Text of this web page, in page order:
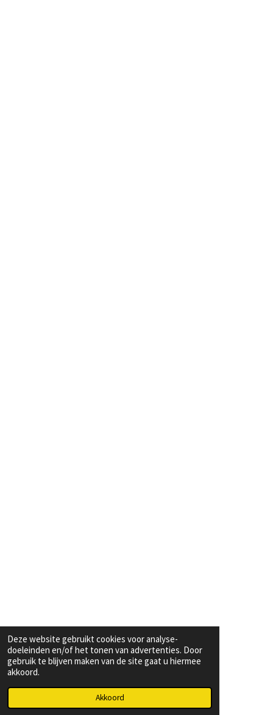
Deze website gebruikt cookies voor analyse-
doeleinden en/of het tonen van advertenties. Door
gebruik te blijven maken van de site gaat u hiermee
akkoord.
Akkoord